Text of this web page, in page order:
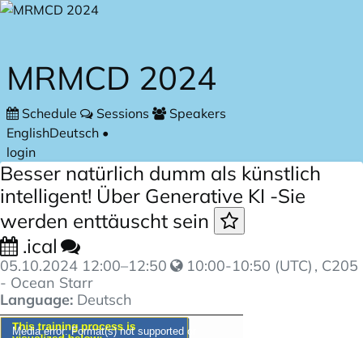
Skip to main content
MRMCD 2024
Schedule Sessions
Speakers
EnglishDeutsch •
login
Besser natürlich dumm als künstlich
intelligent! Über Generative KI -Sie
werden enttäuscht sein
.ical
05.10.2024 12:00–12:50 10:00-10:50 (UTC) , C205
- Ocean Starr
Language: Deutsch